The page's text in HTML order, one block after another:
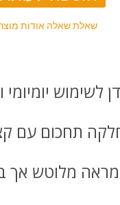
שאלת שאלה אודות
לשימוש יומיומי
תחכום עם